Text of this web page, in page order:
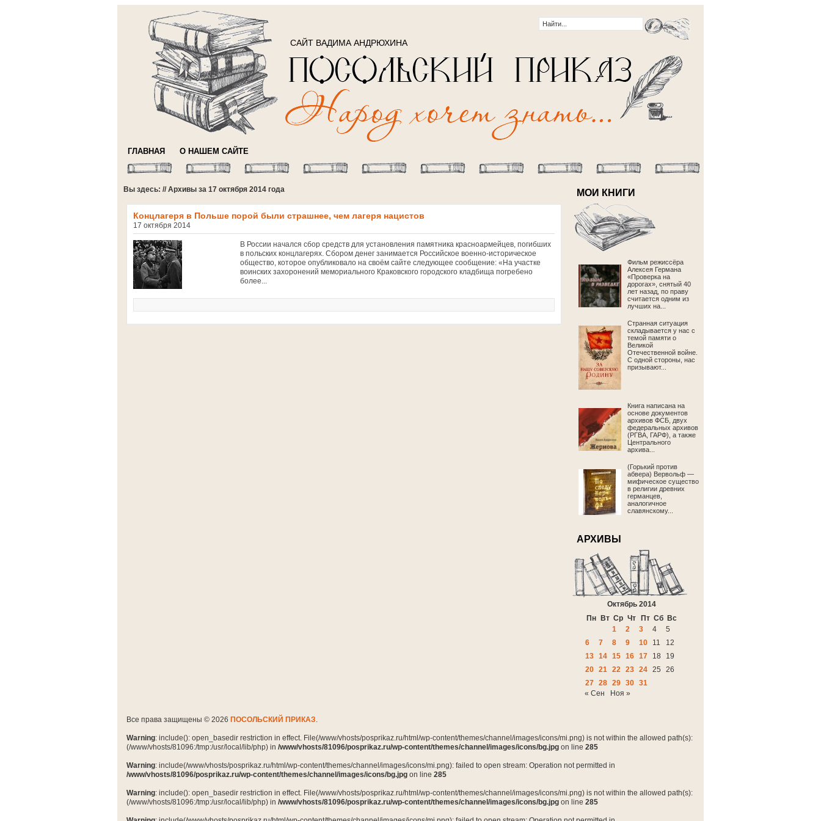
САЙТ ВАДИМА АНДРЮХИНА
ГЛАВНАЯ О НАШЕМ САЙТЕ
Вы здесь: // Архивы за 17 октября 2014 года
Концлагеря в Польше порой были страшнее, чем лагеря нацистов
17 октября 2014
В России начался сбор средств для установления памятника красноармейцев, погибших
в польских концлагерях. Сбором денег занимается Российское военно-историческое
общество, которое опубликовало на своём сайте следующее сообщение: «На участке
воинских захоронений мемориального Краковского городского кладбища погребено
более...
МОИ КНИГИ
Фильм режиссёра
Алексея Германа
«Проверка на
дорогах», снятый 40
лет назад, по праву
считается одним из
лучших на...
Странная ситуация
складывается у нас с
темой памяти о
Великой
Отечественной войне.
С одной стороны, нас
призывают...
Книга написана на
основе документов
архивов ФСБ, двух
федеральных архивов
(РГВА, ГАРФ), а также
Центрального
архива...
(Горький против
абвера) Вервольф —
мифическое существо
в религии древних
германцев,
аналогичное
славянскому...
АРХИВЫ
Октябрь 2014
Пн
Вт Ср Чт Пт Сб Вс
1
2 3 4
5
6
7 8 9 10 11
12
13 14 15 16 17 18
19
20 21 22 23 24 25
26
27 28 29 30 31
« Сен
Ноя »
Все права защищены © 2026 ПОСОЛЬСКИЙ ПРИКАЗ.
Warning: include(): open_basedir restriction in effect. File(/www/vhosts/posprikaz.ru/html/wp-content/themes/channel/images/icons/mi.png) is not within the allowed path(s):
(/www/vhosts/81096:/tmp:/usr/local/lib/php) in /www/vhosts/81096/posprikaz.ru/wp-content/themes/channel/images/icons/bg.jpg on line 285
Warning: include(/www/vhosts/posprikaz.ru/html/wp-content/themes/channel/images/icons/mi.png): failed to open stream: Operation not permitted in
/www/vhosts/81096/posprikaz.ru/wp-content/themes/channel/images/icons/bg.jpg on line 285
Warning: include(): open_basedir restriction in effect. File(/www/vhosts/posprikaz.ru/html/wp-content/themes/channel/images/icons/mi.png) is not within the allowed path(s):
(/www/vhosts/81096:/tmp:/usr/local/lib/php) in /www/vhosts/81096/posprikaz.ru/wp-content/themes/channel/images/icons/bg.jpg on line 285